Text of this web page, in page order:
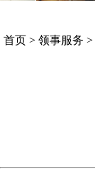
首页 > 领事服务 >